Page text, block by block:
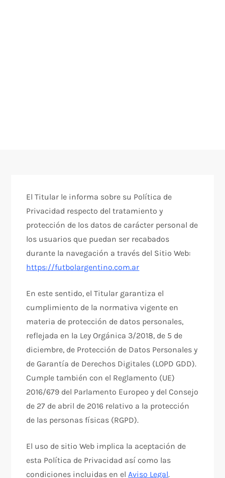
El Titular le informa sobre su Política de
Privacidad respecto del tratamiento y
protección de los datos de carácter personal de
los usuarios que puedan ser recabados
durante la navegación a través del Sitio Web:
https://futbolargentino.com.ar
En este sentido, el Titular garantiza el
cumplimiento de la normativa vigente en
materia de protección de datos personales,
reflejada en la Ley Orgánica 3/2018, de 5 de
diciembre, de Protección de Datos Personales y
de Garantía de Derechos Digitales (LOPD GDD).
Cumple también con el Reglamento (UE)
2016/679 del Parlamento Europeo y del Consejo
de 27 de abril de 2016 relativo a la protección
de las personas físicas (RGPD).
El uso de sitio Web implica la aceptación de
esta Política de Privacidad así como las
condiciones incluidas en el Aviso Legal.